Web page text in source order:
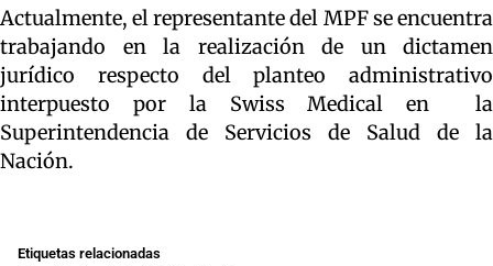
Actualmente, el representante del MPF se encuentra
trabajando en la realización de un dictamen
jurídico respecto del planteo administrativo
interpuesto por la Swiss Medical en la
Superintendencia de Servicios de Salud de la
Nación.
Etiquetas relacionadas